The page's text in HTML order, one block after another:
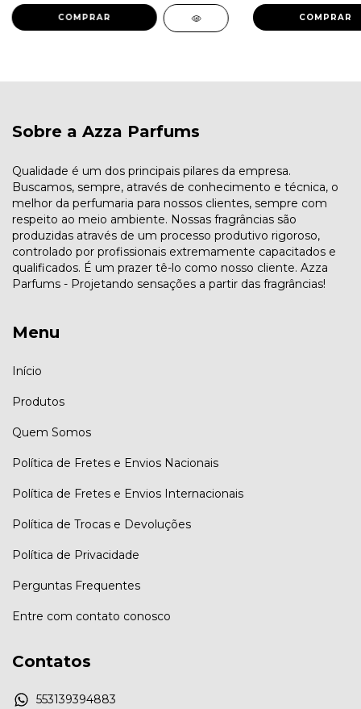
COMPRAR COMPRAR
Sobre a Azza Parfums
Qualidade é um dos principais pilares da empresa.
Buscamos, sempre, através de conhecimento e técnica, o
melhor da perfumaria para nossos clientes, sempre com
respeito ao meio ambiente. Nossas fragrâncias são
produzidas através de um processo produtivo rigoroso,
controlado por profissionais extremamente capacitados e
qualificados. É um prazer tê-lo como nosso cliente. Azza
Parfums - Projetando sensações a partir das fragrâncias!
Menu
Início
Produtos
Quem Somos
Política de Fretes e Envios Nacionais
Política de Fretes e Envios Internacionais
Política de Trocas e Devoluções
Política de Privacidade
Perguntas Frequentes
Entre com contato conosco
Contatos
553139394883